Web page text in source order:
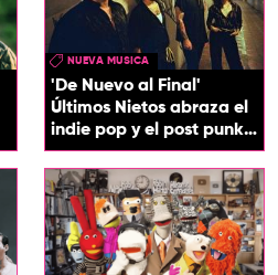
NUEVA MUSICA
'De Nuevo al Final'
Últimos Nietos abraza el
indie pop y el post punk
en su nuevo EP